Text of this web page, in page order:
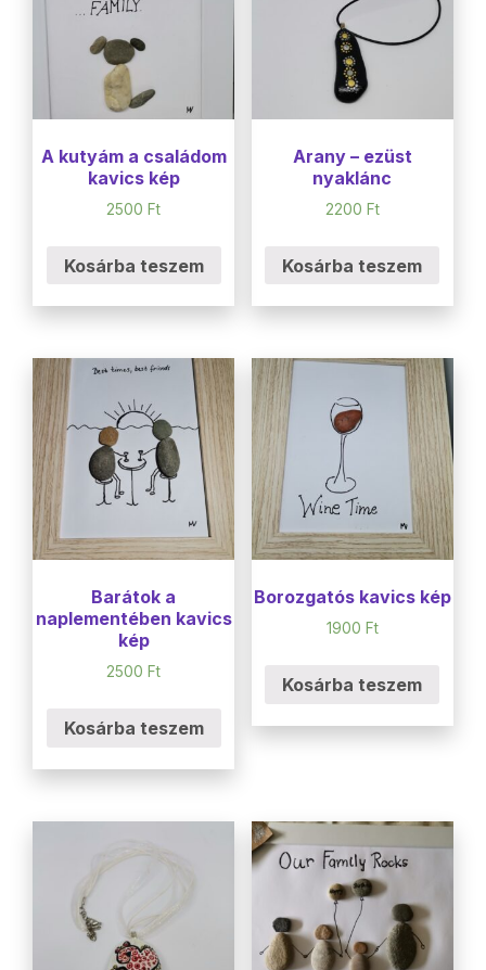
A kutyám a családom
kavics kép
2500 Ft
Kosárba teszem
Arany – ezüst
nyaklánc
2200 Ft
Kosárba teszem
Barátok a
naplementében kavics
kép
2500 Ft
Kosárba teszem
Borozgatós kavics kép
1900 Ft
Kosárba teszem